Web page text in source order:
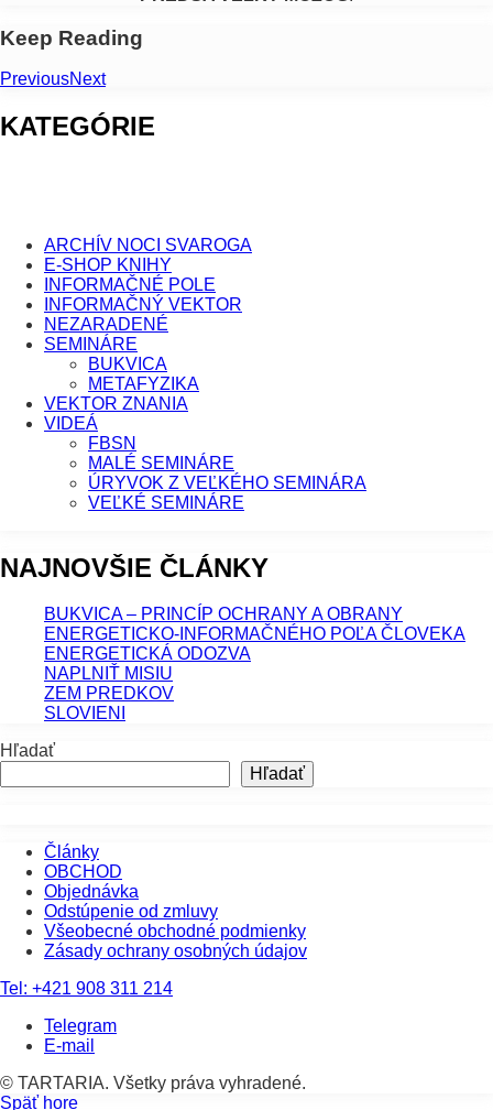
Keep Reading
PreviousNext
KATEGÓRIE
ARCHÍV NOCI SVAROGA
E-SHOP KNIHY
INFORMAČNÉ POLE
INFORMAČNÝ VEKTOR
NEZARADENÉ
SEMINÁRE
BUKVICA
METAFYZIKA
VEKTOR ZNANIA
VIDEÁ
FBSN
MALÉ SEMINÁRE
ÚRYVOK Z VEĽKÉHO SEMINÁRA
VEĽKÉ SEMINÁRE
NAJNOVŠIE ČLÁNKY
BUKVICA – PRINCÍP OCHRANY A OBRANY
ENERGETICKO-INFORMAČNÉHO POĽA ČLOVEKA
ENERGETICKÁ ODOZVA
NAPLNIŤ MISIU
ZEM PREDKOV
SLOVIENI
Hľadať
Hľadať
Články
OBCHOD
Objednávka
Odstúpenie od zmluvy
Všeobecné obchodné podmienky
Zásady ochrany osobných údajov
Tel: +421 908 311 214
Telegram
E-mail
© TARTARIA. Všetky práva vyhradené.
Späť hore